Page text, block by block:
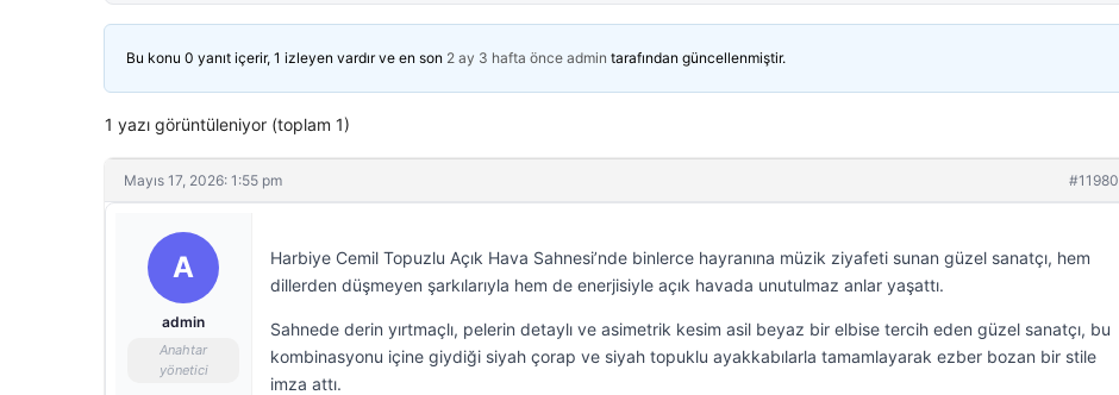
Bu konu 0 yanıt içerir, 1 izleyen vardır ve en son 2 ay 3 hafta önce admin tarafından güncellenmiştir.
1 yazı görüntüleniyor (toplam 1)
Mayıs 17, 2026: 1:55 pm #11980
A
admin
Anahtar
yönetici
Harbiye Cemil Topuzlu Açık Hava Sahnesi’nde binlerce hayranına müzik ziyafeti sunan güzel sanatçı, hem
dillerden düşmeyen şarkılarıyla hem de enerjisiyle açık havada unutulmaz anlar yaşattı.
Sahnede derin yırtmaçlı, pelerin detaylı ve asimetrik kesim asil beyaz bir elbise tercih eden güzel sanatçı, bu
kombinasyonu içine giydiği siyah çorap ve siyah topuklu ayakkabılarla tamamlayarak ezber bozan bir stile
imza attı.